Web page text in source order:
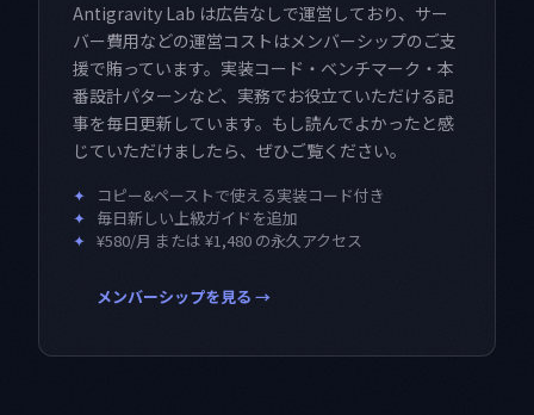
Antigravity Lab は広告なしで運営しており、サー
バー費用などの運営コストはメンバーシップのご支
援で賄っています。実装コード・ベンチマーク・本
番設計パターンなど、実務でお役立ていただける記
事を毎日更新しています。もし読んでよかったと感
じていただけましたら、ぜひご覧ください。
✦
コピー&ペーストで使える実装コード付き
✦ 毎日新しい上級ガイドを追加
✦ ¥580/月 または ¥1,480 の永久アクセス
メンバーシップを見る →